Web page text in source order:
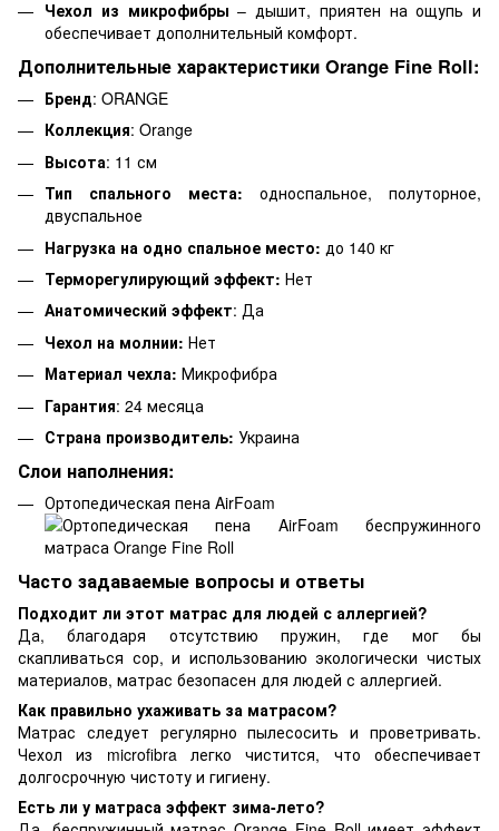
Чехол из микрофибры– дышит, приятен на ощупь и
обеспечивает дополнительный комфорт.
Дополнительные характеристики Orange Fine Roll:
Бренд: ORANGE
Коллекция: Orange
Высота: 11 см
Тип спального места: односпальное, полуторное,
двуспальное
Нагрузка на одно спальное место: до 140 кг
Терморегулирующий эффект: Нет
Анатомический эффект: Да
Чехол на молнии: Нет
Материал чехла: Микрофибра
Гарантия: 24 месяца
Страна производитель: Украина
Слои наполнения:
Ортопедическая пена AirFoam
Часто задаваемые вопросы и ответы
Подходит ли этот матрас для людей с аллергией?
Да, благодаря отсутствию пружин, где мог бы
скапливаться сор, и использованию экологически чистых
материалов, матрас безопасен для людей с аллергией.
Как правильно ухаживать за матрасом?
Матрас следует регулярно пылесосить и проветривать.
Чехол из microfibra легко чистится, что обеспечивает
долгосрочную чистоту и гигиену.
Есть ли у матраса эффект зима-лето?